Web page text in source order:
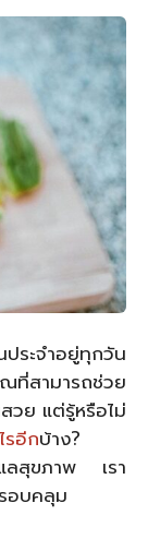
ระจำอยู่ทุกวัน
ที่สามารถช่วย
วย แต่รู้หรือไม่
รอีกบ้าง?
แลสุขภาพ เรา
อบคลุม